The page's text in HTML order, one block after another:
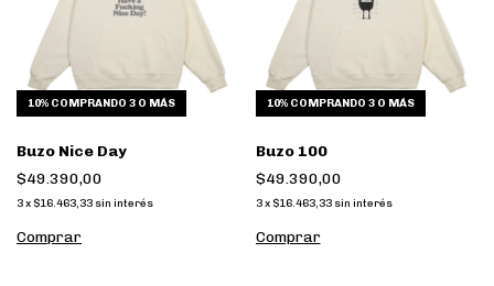
10% COMPRANDO 3 O MÁS
Buzo Nice Day
$49.390,00
3x $16.463,33 sin interés
Comprar
10% COMPRANDO 3 O MÁS
Buzo 100
$49.390,00
3 x $16.463,33 sin interés
Comprar